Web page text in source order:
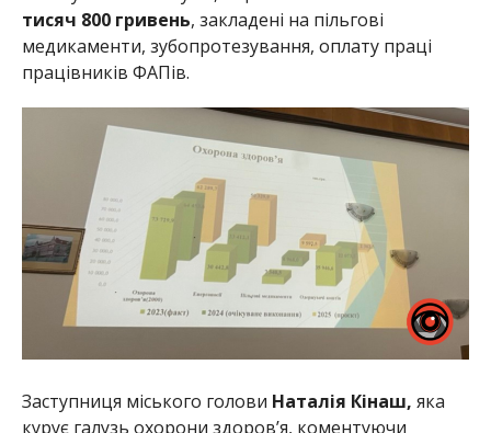
тисяч 800 гривень, закладені на пільгові
медикаменти, зубопротезування, оплату праці
працівників ФАПів.
Заступниця міського голови Наталія Кінаш, яка
курує галузь охорони здоров’я, коментуючи